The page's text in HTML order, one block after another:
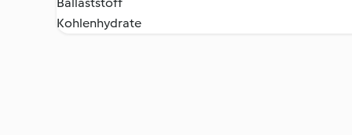
Kohlenhydrate